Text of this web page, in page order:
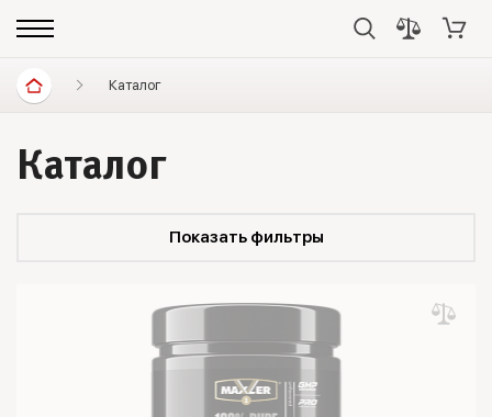
Каталог
Каталог
Показать фильтры